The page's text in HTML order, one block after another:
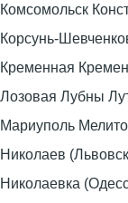
Комсомольск
Корсунь-
Кременная
Лозовая Лубны
Мариуполь
Николаев
Николаевка